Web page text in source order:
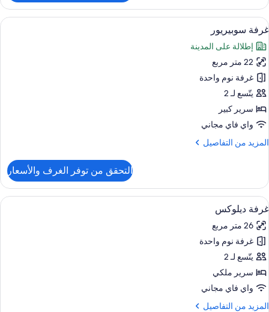
غرفة
كلاسيكية
استعراض
جميع
صور
غرفة
سوبيريور
أغطية فراش متميزة وأسرّة بإسفنج
5
غرفة سوبيريور
إطلالة على المدينة
22 متر مربع
غرفة نوم واحدة
يتّسع لـ 2
سرير كبير
واي فاي مجاني
المزيد من التفاصيل
المزيد
غرفة
سوبيريور
التحقق من توفر الغرف والأسعار
استعراض
جميع
صور
غرفة
ديلوكس
أغطية فراش متميزة وأسرّة بإسفنج
6
غرفة ديلوكس
26 متر مربع
غرفة نوم واحدة
يتّسع لـ 2
سرير ملكي
واي فاي مجاني
المزيد من التفاصيل
المزيد